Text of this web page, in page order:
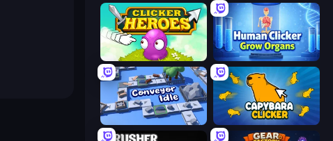
Clicker Heroes Human Clicker: Grow Organs
Conveyor Idle Capybara Clicker